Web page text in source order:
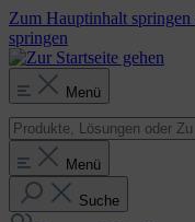
Zum Hauptinhalt springen
springen
Menü
Menü
Suche